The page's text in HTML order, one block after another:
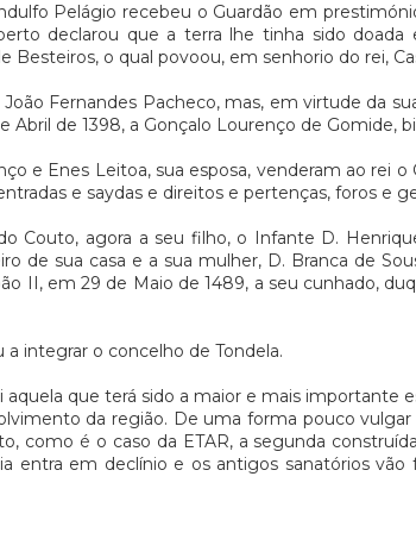
Pelágio recebeu o Guardão em
declarou que a terra lhe tinha sido doada
Besteiros, o qual povoou, em senhorio do rei,
Fernandes Pacheco, mas, em virtude da
Abril de 1398, a Gonçalo Lourenço de Gomide,
e Enes Leitoa, sua esposa, venderam ao rei
e saydas e direitos e pertenças, foros e
Couto, agora a seu filho, o Infante D.
de sua casa e a sua mulher, D. Branca de
II, em 29 de Maio de 1489, a seu cunhado,
integrar o concelho de Tondela.
aquela que terá sido a maior e mais importante
da região. De uma forma pouco
como é o caso da ETAR, a segunda
entra em declínio e os antigos sanatórios